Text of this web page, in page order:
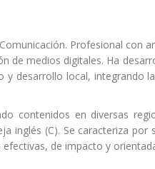
Profesional con
de medios digitales. Ha
y desarrollo local, integrando
contenidos en diversas
inglés (C). Se caracteriza
de impacto y